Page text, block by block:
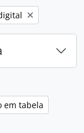
em tabela